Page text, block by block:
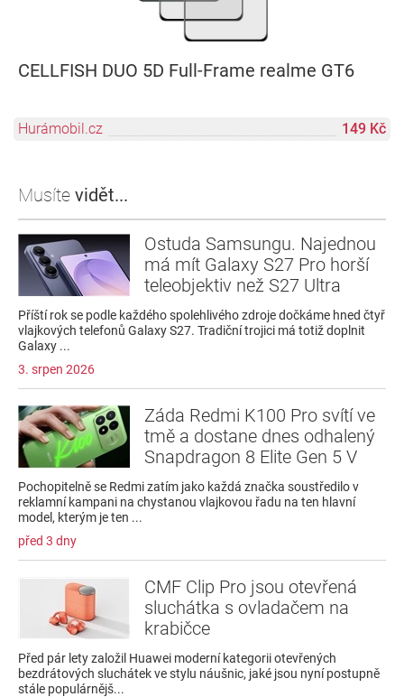
CELLFISH DUO 5D Full-Frame realme GT6
Hurámobil.cz 149 Kč
Musíte vidět...
Ostuda Samsungu. Najednou
má mít Galaxy S27 Pro horší
teleobjektiv než S27 Ultra
Příští rok se podle každého spolehlivého zdroje dočkáme hned čtyř
vlajkových telefonů Galaxy S27. Tradiční trojici má totiž doplnit
Galaxy ...
3. srpen 2026
Záda Redmi K100 Pro svítí ve
tmě a dostane dnes odhalený
Snapdragon 8 Elite Gen 5 V
Pochopitelně se Redmi zatím jako každá značka soustředilo v
reklamní kampani na chystanou vlajkovou řadu na ten hlavní
model, kterým je ten ...
před 3 dny
CMF Clip Pro jsou otevřená
sluchátka s ovladačem na
krabičce
Před pár lety založil Huawei moderní kategorii otevřených
bezdrátových sluchátek ve stylu náušnic, jaké jsou nyní postupně
stále populárnějš...